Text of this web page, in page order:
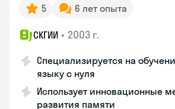
5 6 лет опыта
СКГИИ • 2003 г.
Специализируется на
языку с нуля
Использует инновационные
развития памяти